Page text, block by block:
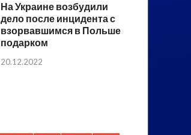
На Украине возбудили
дело после инцидента с
взорвавшимся в Польше
подарком
20.12.2022